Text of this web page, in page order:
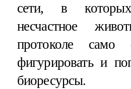
сети, в которых
несчастное
протоколе само
фигурировать и
биоресурсы.